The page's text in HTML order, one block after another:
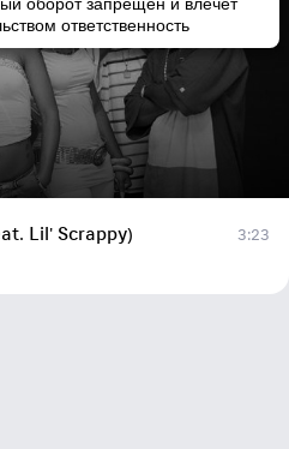
ответственность
Lil' Scrappy)
3:23